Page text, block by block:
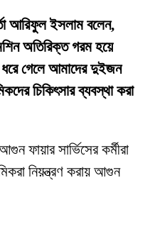
আরিফুল ইসলাম বলেন,
অতিরিক্ত গরম হয়ে
গেলে আমাদের দুইজন
চিকিৎসার ব্যবস্থা করা
ফায়ার সার্ভিসের কর্মীরা
নিয়ন্ত্রণ করায় আগুন